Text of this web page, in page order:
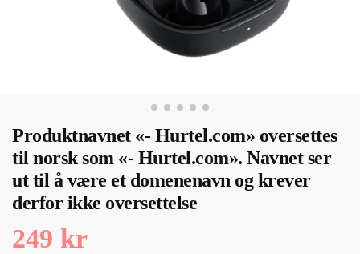
Produktnavnet «- Hurtel.com» oversettes
til norsk som «- Hurtel.com». Navnet ser
ut til å være et domenenavn og krever
derfor ikke oversettelse
249 kr